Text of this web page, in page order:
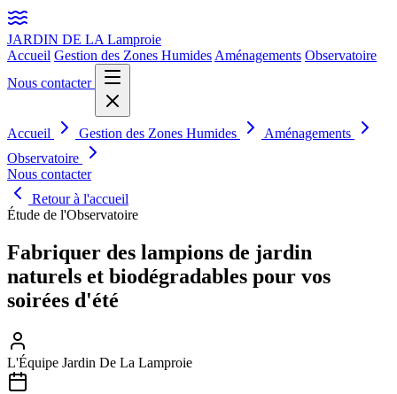
JARDIN DE LA Lamproie
Accueil Gestion des Zones Humides Aménagements Observatoire
Nous contacter
Accueil Gestion des Zones Humides
Aménagements
Observatoire
Nous contacter
Retour à l'accueil
Étude de l'Observatoire
Fabriquer des lampions de jardin
naturels et biodégradables pour vos
soirées d'été
L'Équipe Jardin De La Lamproie